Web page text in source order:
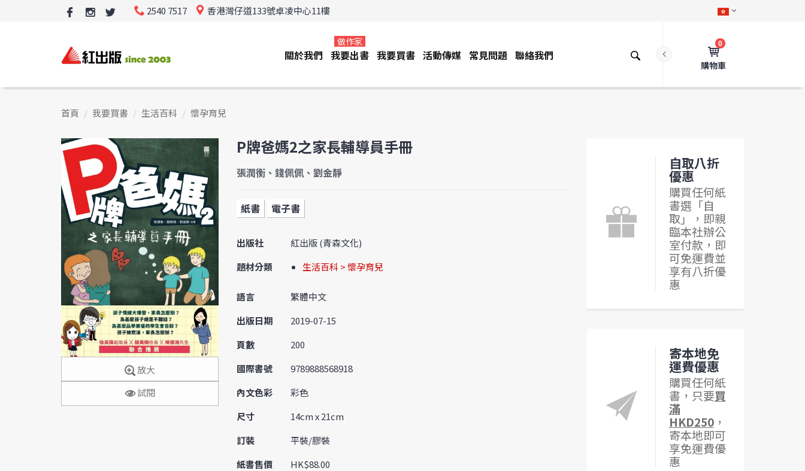
2540 7517 香港灣仔道133號卓凌中心11樓
0
購物車
關於我們 我要出書
做作家
我要買書 活動傳媒 常見問題 聯絡我們
首頁 我要買書 生活百科 懷孕育兒
放大
試閱
P牌爸媽2之家長輔導員手冊
張潤衡、錢佩佩、劉金靜
紙書 電子書
出版社
紅出版 (青森文化)
題材分類
生活百科 > 懷孕育兒
語言
繁體中文
出版日期
2019-07-15
頁數
200
國際書號
9789888568918
內文色彩
彩色
尺寸
14cm x 21cm
訂裝
平裝/膠裝
紙書售價
HK$88.00
自取八折
優惠
購買任何紙
書選「自
取」，即親
臨本社辦公
室付款，即
可免運費並
享有八折優
惠
寄本地免
運費優惠
購買任何紙
書，只要買
滿
HKD250，
寄本地即可
享免運費優
惠